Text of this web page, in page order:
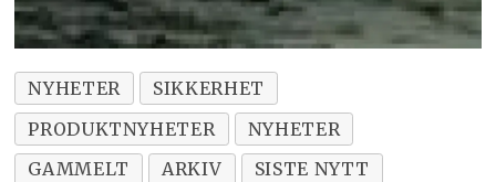
NYHETER
SIKKERHET
PRODUKTNYHETER
NYHETER
GAMMELT
ARKIV SISTE NYTT